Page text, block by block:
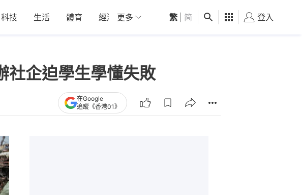
科技 生活 體育 經濟 01深圳 觀點 健康 好食玩飛
更多 繁 简 登入
企迫學生學懂失敗
在Google
追蹤《香港01》